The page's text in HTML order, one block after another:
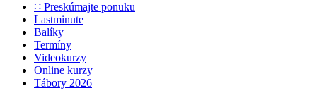
∷ Preskúmajte ponuku
Lastminute
Balíky
Termíny
Videokurzy
Online kurzy
Tábory 2026